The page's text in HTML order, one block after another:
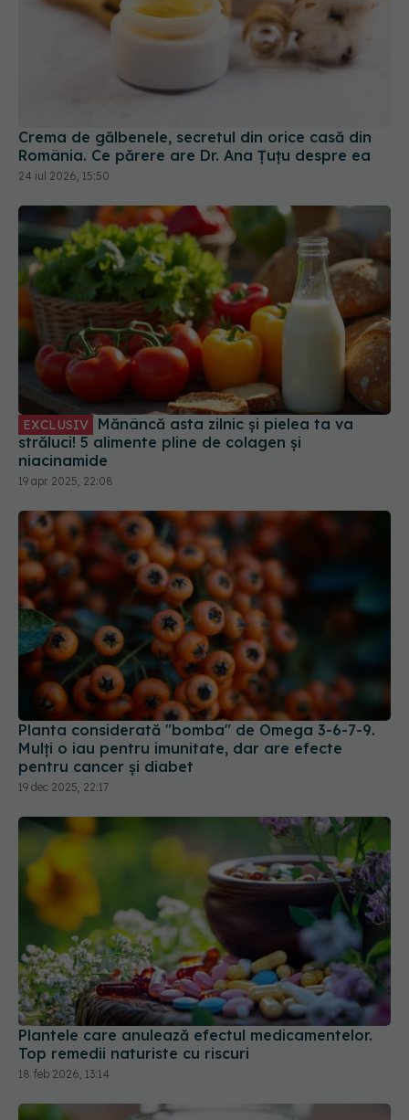
Crema de gălbenele, secretul din orice casă din
România. Ce părere are Dr. Ana Țuțu despre ea
24 iul 2026, 15:50
EXCLUSIV
străluci! 5 alimente pline de colagen și
niacinamide
19 apr 2025, 22:08
Planta considerată "bomba" de Omega 3-6-7-9.
Mulți o iau pentru imunitate, dar are efecte
pentru cancer și diabet
19 dec 2025, 22:17
Plantele care anulează efectul medicamentelor.
Top remedii naturiste cu riscuri
18 feb 2026, 13:14